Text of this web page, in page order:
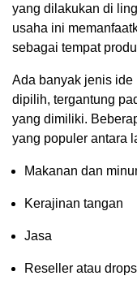
yang dilakukan di
usaha ini
sebagai tempat
Ada banyak jenis ide
dipilih, tergantung
yang dimiliki.
yang populer antara
Makanan dan
Kerajinan tangan
Jasa
Reseller atau